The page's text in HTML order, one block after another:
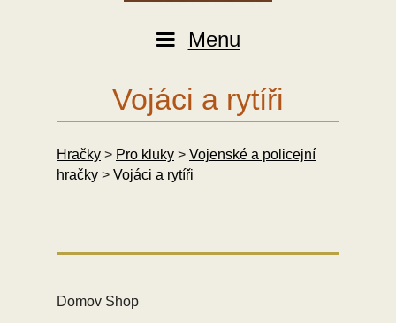
Menu
Vojáci a rytíři
Hračky > Pro kluky > Vojenské a policejní
hračky > Vojáci a rytíři
Domov Shop